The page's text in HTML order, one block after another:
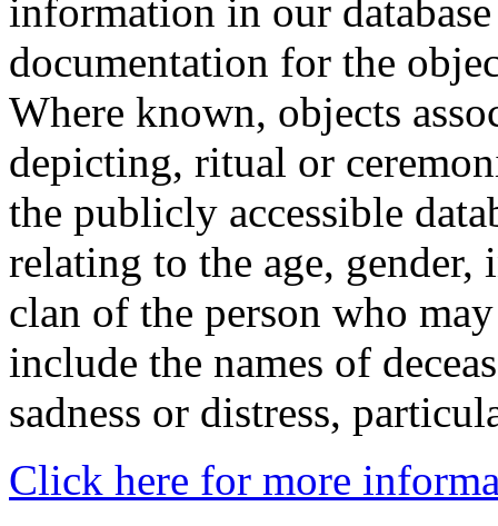
information in our
documentation for the
Where known, objects
depicting, ritual or
the publicly accessible
relating to the age,
clan of the person who
include the names of
sadness or distress,
Click here for more